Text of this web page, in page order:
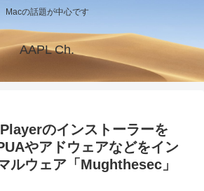
Macの話題が中心です
AAPL Ch.
のインストーラーを
やアドウェアなどをイン
ルウェア「Mughthesec」